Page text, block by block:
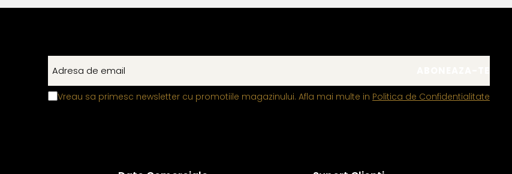
Vreau sa primesc newsletter cu promotiile magazinului. Afla mai multe in Politica de Confidentialitate